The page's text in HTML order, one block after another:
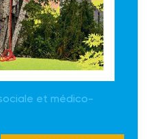
et médico-